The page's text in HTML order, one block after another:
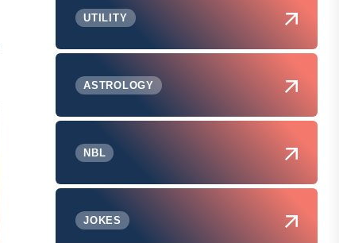
UTILITY
ASTROLOGY
NBL
JOKES